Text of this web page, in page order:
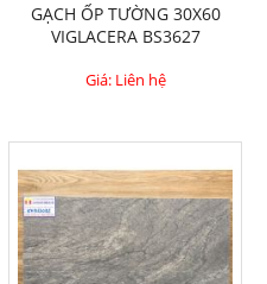
GẠCH ỐP TƯỜNG 30X60
VIGLACERA BS3627
Giá: Liên hệ